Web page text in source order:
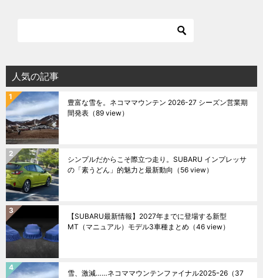
人気の記事
豊富な雪を。ネコママウンテン 2026-27 シーズン営業期
間発表 （89 view）
シンプルだからこそ際立つ走り。SUBARU インプレッサ
の「素うどん」的魅力と最新動向 （56 view）
【SUBARU最新情報】2027年までに登場する新型
MT（マニュアル）モデル3車種まとめ （46 view）
雪、激減……ネコママウンテンファイナル2025ｰ26 （37